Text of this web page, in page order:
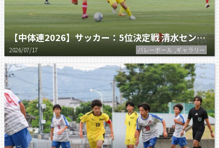
【中体連2026】サッカー：5位決定戦 清水セントラル vs 清水七
2026/07/17 バレーボール ,ギャラリー